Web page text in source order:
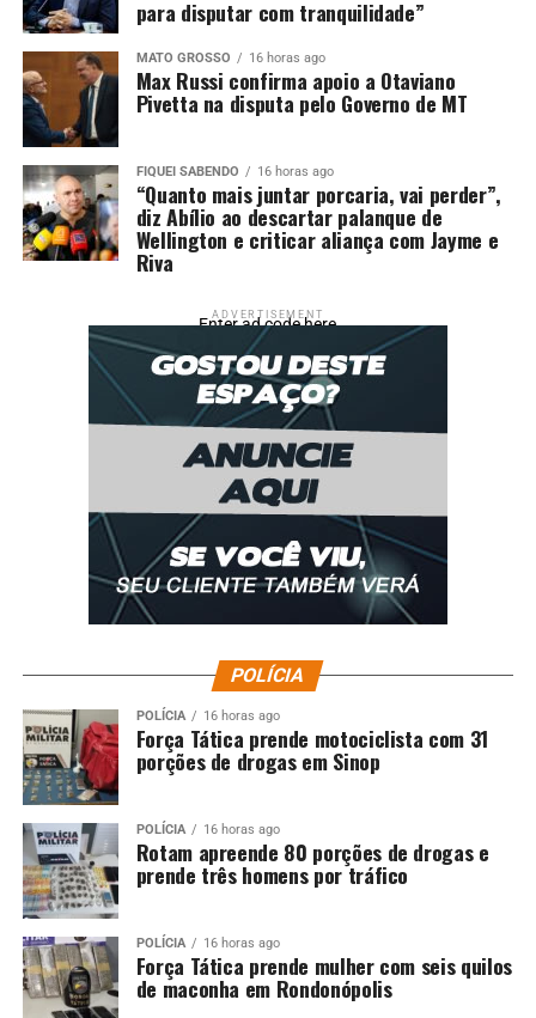
Projetos sobre acessibilidade são aprovados por
comissão temática
para disputar com tranquilidade”
MATO GROSSO 16 horas ago
Max Russi confirma apoio a Otaviano
Pivetta na disputa pelo Governo de MT
FIQUEI SABENDO 16 horas ago
“Quanto mais juntar porcaria, vai perder”,
diz Abílio ao descartar palanque de
Wellington e criticar aliança com Jayme e
Riva
ADVERTISEMENT
Enter ad code here
POLÍCIA
POLÍCIA 16 horas ago
Força Tática prende motociclista com 31
porções de drogas em Sinop
POLÍCIA 16 horas ago
Rotam apreende 80 porções de drogas e
prende três homens por tráfico
POLÍCIA 16 horas ago
Força Tática prende mulher com seis quilos
de maconha em Rondonópolis